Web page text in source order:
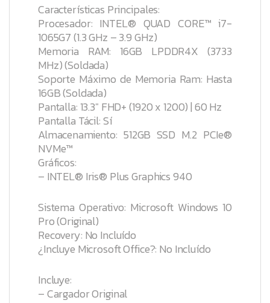
Características Principales:
Procesador: INTEL® QUAD CORE™ i7-
1065G7 (1.3 GHz – 3.9 GHz)
Memoria RAM: 16GB LPDDR4X (3733
MHz) (Soldada)
Soporte Máximo de Memoria Ram: Hasta
16GB (Soldada)
Pantalla: 13.3″ FHD+ (1920 x 1200) | 60 Hz
Pantalla Tácil: Sí
Almacenamiento: 512GB SSD M.2 PCIe®
NVMe™
Gráficos:
– INTEL® Iris® Plus Graphics 940
Sistema Operativo: Microsoft Windows 10
Pro (Original)
Recovery: No Incluído
¿Incluye Microsoft Office?: No Incluído
Incluye:
– Cargador Original